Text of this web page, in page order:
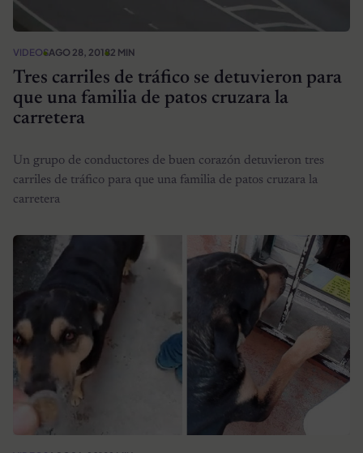
VIDEOSAGO 28, 20182 MIN
Tres carriles de tráfico se detuvieron para
que una familia de patos cruzara la
carretera
Un grupo de conductores de buen corazón detuvieron tres
carriles de tráfico para que una familia de patos cruzara la
carretera